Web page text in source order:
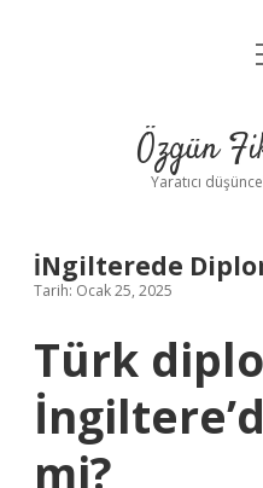
Özgün
Yaratıcı
İNgilterede
Tarih: Ocak 25, 2025
Türk
mi?